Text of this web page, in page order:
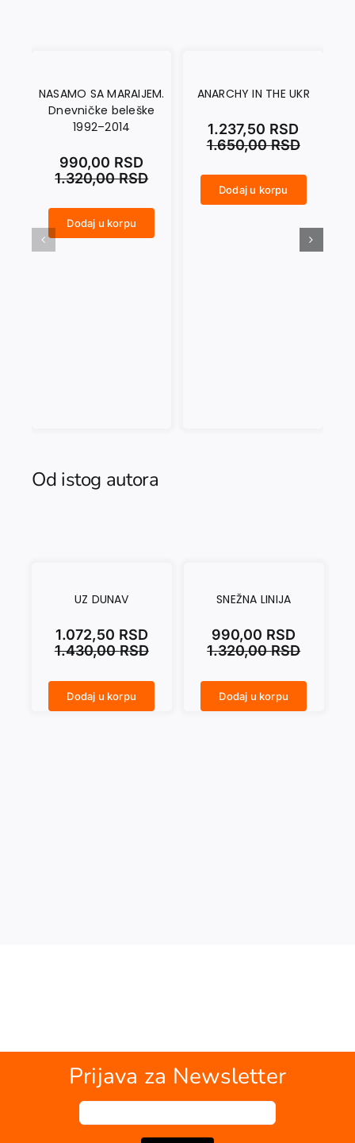
NASAMO SA MARAIJEM.
Dnevničke beleške
1992–2014
1.320,00RSD
990,00 RSD
Dodaj u korpu
ANARCHY IN THE UKR
1.650,00RSD
1.237,50 RSD
Dodaj u korpu
Od istog autora
UZ DUNAV
1.430,00RSD
1.072,50 RSD
Dodaj u korpu
SNEŽNA LINIJA
1.320,00RSD
990,00 RSD
Dodaj u korpu
Prijava za Newsletter